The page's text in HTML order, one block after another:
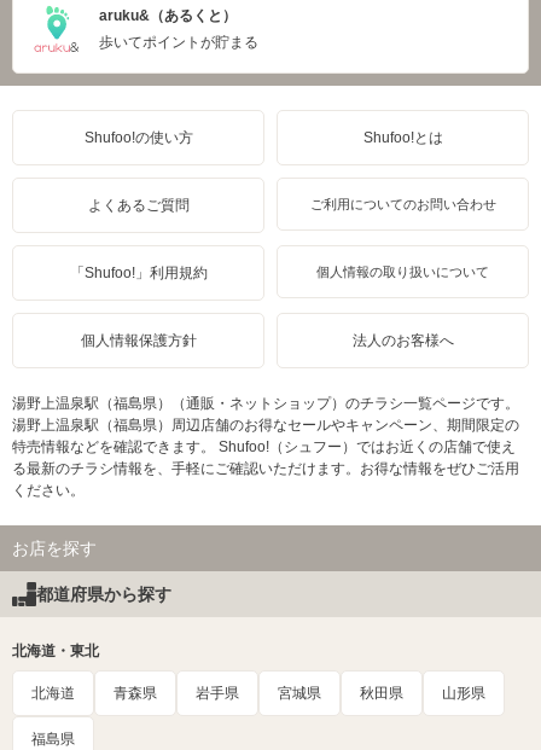
aruku&（あるくと）
歩いてポイントが貯まる
Shufoo!の使い方 Shufoo!とは
よくあるご質問 ご利用についてのお問い合わせ
「Shufoo!」利用規約 個人情報の取り扱いについて
個人情報保護方針 法人のお客様へ
湯野上温泉駅（福島県）（通販・ネットショップ）のチラシ一覧ページです。
湯野上温泉駅（福島県）周辺店舗のお得なセールやキャンペーン、期間限定の
特売情報などを確認できます。 Shufoo!（シュフー）ではお近くの店舗で使え
る最新のチラシ情報を、手軽にご確認いただけます。お得な情報をぜひご活用
ください。
お店を探す
都道府県から探す
北海道・東北
北海道 青森県 岩手県 宮城県 秋田県 山形県
福島県